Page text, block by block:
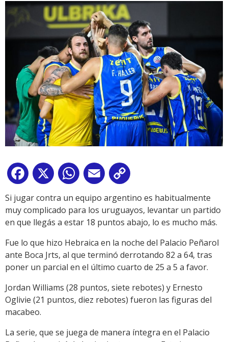
Facebook
X WhatsApp
Email
Link
Si jugar contra un equipo argentino es habitualmente
muy complicado para los uruguayos, levantar un partido
en que llegás a estar 18 puntos abajo, lo es mucho más.
Fue lo que hizo Hebraica en la noche del Palacio Peñarol
ante Boca Jrts, al que terminó derrotando 82 a 64, tras
poner un parcial en el último cuarto de 25 a 5 a favor.
Jordan Williams (28 puntos, siete rebotes) y Ernesto
Oglivie (21 puntos, diez rebotes) fueron las figuras del
macabeo.
La serie, que se juega de manera íntegra en el Palacio